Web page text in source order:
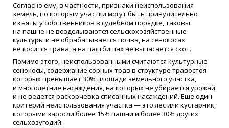
Согласно ему, в частности, признаки неиспользования
земель, по которым участки могут быть принудительно
изъяты у собственников в судебном порядке, таковы:
на пашне не возделываются сельскохозяйственные
культуры и не обрабатывается почва, на сенокосах
не косится трава, а на пастбищах не выпасается скот.
Помимо этого, неиспользованными считаются культурные
сенокосы, содержание сорных трав в структуре травостоя
которых превышает 30% площади земельного участка,
и многолетние насаждения, на которых не убирается урожай
и не ведется раскорчевка списанных насаждений. Еще один
критерий неиспользования участка — это лес или кустарник,
которыми заросли более 15% пашни и более 30% других
сельхозугодий.